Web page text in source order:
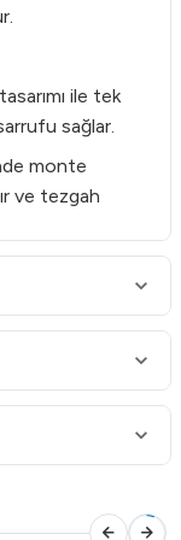
ile tek
sağlar.
monte
ve tezgah
ömürlü kullanım
ve
için